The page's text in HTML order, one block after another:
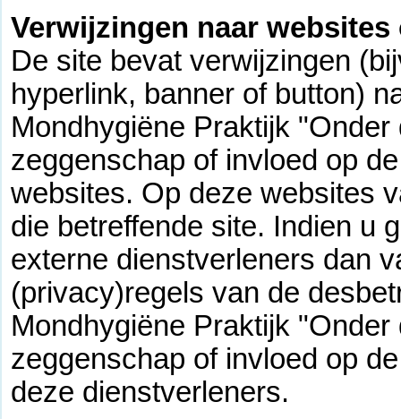
Verwijzingen naar
De site bevat verwijzingen
hyperlink, banner of button)
Mondhygiëne Praktijk
zeggenschap of invloed op
websites. Op deze websites
die betreffende site. Indien u
externe dienstverleners dan
(privacy)regels van de
Mondhygiëne Praktijk
zeggenschap of invloed op
deze dienstverleners.